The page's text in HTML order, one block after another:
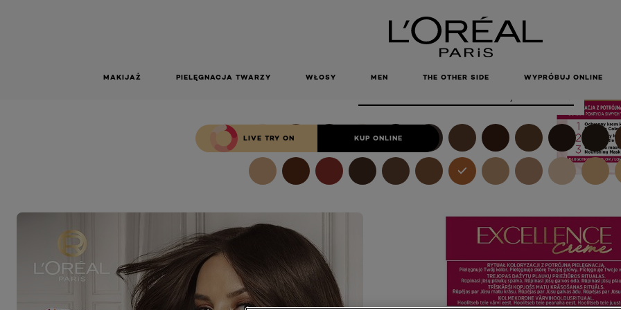
MAKIJAŻ PIELĘGNACJA TWARZY WŁOSY MEN THE OTHER SIDE WYPRÓBUJ ONLINE
KOLORYZACJA 7.43
BLOND MIEDZIANO-
ZŁOCISTY
LIVE TRY ON KUP ONLINE